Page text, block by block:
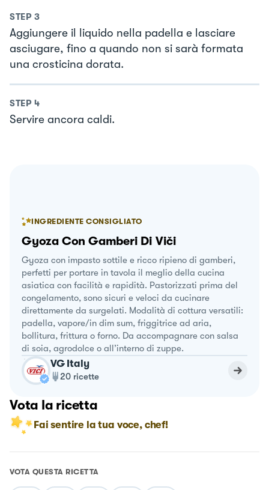
STEP 3
Aggiungere il liquido nella padella e lasciare
asciugare, fino a quando non si sarà formata
una crosticina dorata.
STEP 4
Servire ancora caldi.
INGREDIENTE CONSIGLIATO
Gyoza Con Gamberi Di Viči
Gyoza con impasto sottile e ricco ripieno di gamberi,
perfetti per portare in tavola il meglio della cucina
asiatica con facilità e rapidità. Pastorizzati prima del
congelamento, sono sicuri e veloci da cucinare
direttamente da surgelati. Modalità di cottura versatili:
padella, vapore/in dim sum, friggitrice ad aria,
bollitura, frittura o forno. Da accompagnare con salsa
di soia, agrodolce o all’interno di zuppe.
VG Italy
20 ricette
Vota la ricetta
Fai sentire la tua voce, chef!
VOTA QUESTA RICETTA